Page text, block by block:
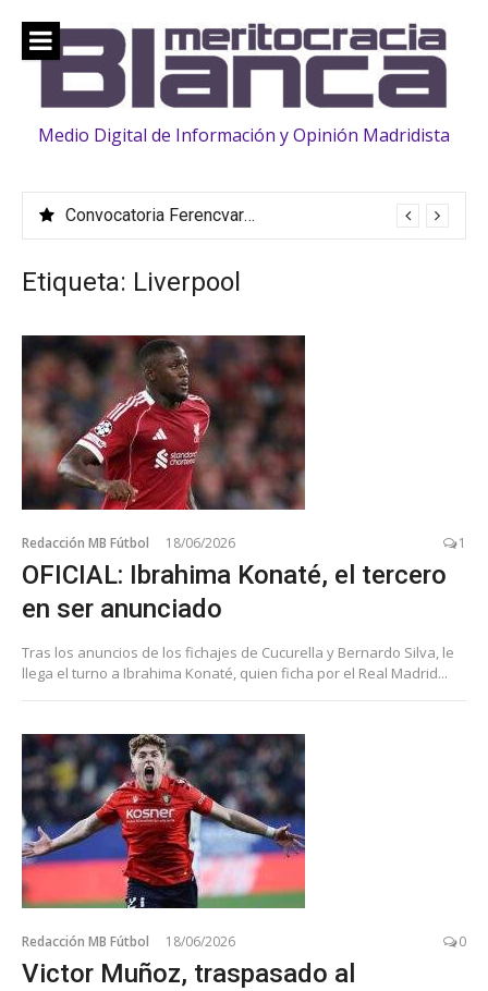
contenido
Medio Digital de Información y Opinión Madridista
Convocatoria Ferencvaros: La familia «crece» con la llegada de Vinicius, Bernardo Silva, Huijsen y Rüdiger
Etiqueta: Liverpool
Redacción MB Fútbol 18/06/2026 1
OFICIAL: Ibrahima Konaté, el tercero
en ser anunciado
Tras los anuncios de los fichajes de Cucurella y Bernardo Silva, le
llega el turno a Ibrahima Konaté, quien ficha por el Real Madrid...
Redacción MB Fútbol 18/06/2026 0
Victor Muñoz, traspasado al